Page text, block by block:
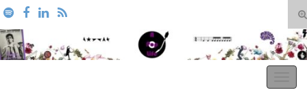
Search for: